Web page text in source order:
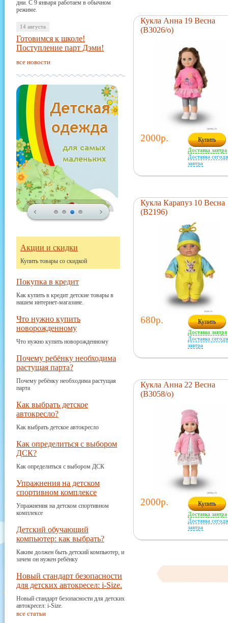
дни. С 9 января работаем в обычном
режиме.
14 августа
Готовимся к школе!
Поступление парт Дэми!
все новости
Акции и скидки
Купить товары со скидкой
Покупка в кредит
Как купить в кредит детские товары в
нашем интернет-магазине.
Что нужно купить
новорожденному
Что нужно купить новорожденному
Почему ребёнку необходима
растущая парта?
Почему ребёнку необходима растущая
парта
Как выбрать детское
автокресло?
Как выбрать детское автокресло
Как определиться с выбором
ДСК?
Как определиться с выбором ДСК
Упражнения на детском
спортивном комплексе
Упражнения на детском спортивном
комплексе
Детский обучающий
компьютер: как выбрать?
Каким должен быть детский компьютер, и
зачем он нужен ребёнку
Новый стандарт безопасности
для детских автокресел: i-Size.
Новый стандарт безопасности для детских
автокресел: i-Size.
все статьи
Кукла Анна 19 Весна
(В3026/о)
2000р. Купить
Доставка завтра
Доставка
завтра
Кукла Карапуз 10 Весна
(В2196)
680р. Купить
Доставка завтра
Доставка
завтра
Кукла Анна 22 Весна
(В3058/о)
2000р. Купить
Доставка завтра
Доставка
завтра